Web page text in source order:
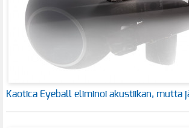
Kaotica Eyeball eliminoi akustiikan, mutta